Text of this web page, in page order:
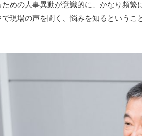
ための人事異動が意識的に、かなり頻繁
で現場の声を聞く、悩みを知るというこ